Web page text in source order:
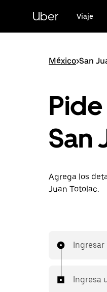
contenido
principal
Uber Viaje
México>San
San
Agrega los
Juan Totolac.
Ingresa